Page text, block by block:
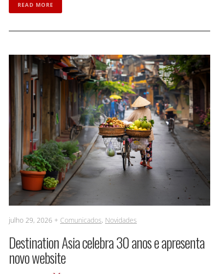
READ MORE
julho 29, 2026 + Comunicados, Novidades
Destination Asia celebra 30 anos e apresenta
novo website